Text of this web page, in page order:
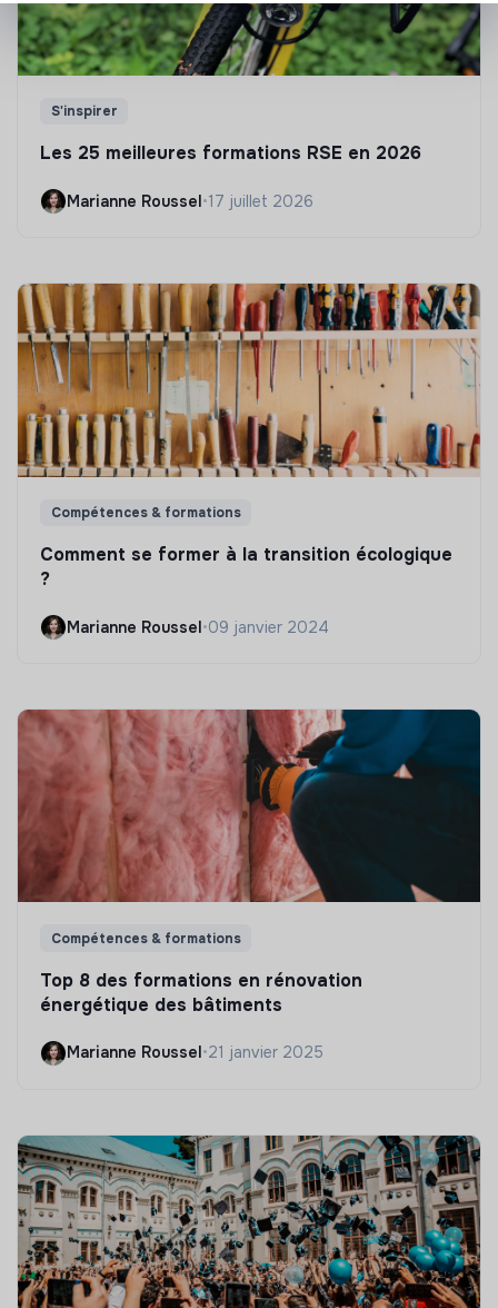
S'inspirer
Les 25 meilleures formations RSE en 2026
Marianne Roussel•17 juillet 2026
Compétences & formations
Comment se former à la transition écologique
?
Marianne Roussel•09 janvier 2024
Compétences & formations
Top 8 des formations en rénovation
énergétique des bâtiments
Marianne Roussel•21 janvier 2025